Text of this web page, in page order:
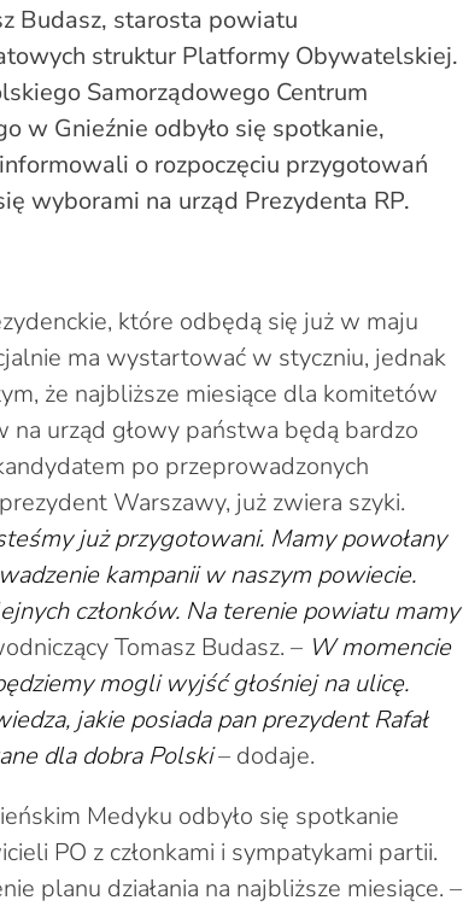
Budasz, starosta powiatu
struktur Platformy Obywatelskiej.
Samorządowego Centrum
w Gnieźnie odbyło się spotkanie,
o rozpoczęciu przygotowań
wyborami na urząd Prezydenta RP.
które odbędą się już w maju
ma wystartować w styczniu, jednak
że najbliższe miesiące dla komitetów
urząd głowy państwa będą bardzo
po przeprowadzonych
Warszawy, już zwiera szyki.
już przygotowani. Mamy powołany
kampanii w naszym powiecie.
członków. Na terenie powiatu mamy
Tomasz Budasz. – W momencie
mogli wyjść głośniej na ulicę.
jakie posiada pan prezydent Rafał
dla dobra Polski– dodaje.
Medyku odbyło się spotkanie
PO z członkami i sympatykami partii.
planu działania na najbliższe miesiące. –